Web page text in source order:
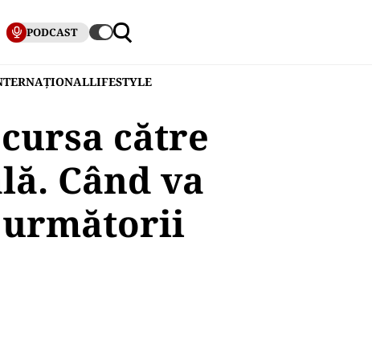
PODCAST
LIFESTYLE
către
Când va
următorii